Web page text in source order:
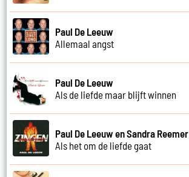
Paul De Leeuw
Allemaal angst
Paul De Leeuw
Als de liefde maar blijft winnen
Paul De Leeuw en Sandra Reemer
Als het om de liefde gaat